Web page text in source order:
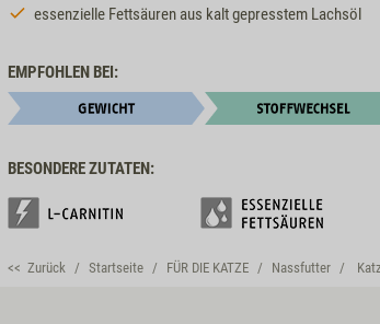
essenzielle Fettsäuren aus kalt gepresstem Lachsöl
EMPFOHLEN BEI:
BESONDERE ZUTATEN:
<< Zurück Startseite FÜR DIE KATZE Nassfutter